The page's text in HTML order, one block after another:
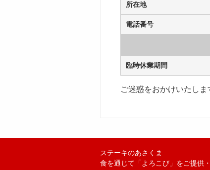
所在地
電話番号
臨時休業期間
ご迷惑をおかけいたし
ステーキのあさくま
食を通じて「よろこび」をご提供